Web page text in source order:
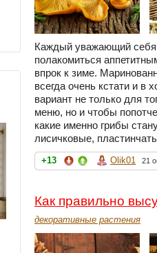
Каждый уважающий себя
полакомиться
впрок к зиме.
всегда очень кстати и в
вариант не только для
меню, но и чтобы
какие именно грибы
лисичковые,
+13 Olik01 21
Как правильно
декоративные растения